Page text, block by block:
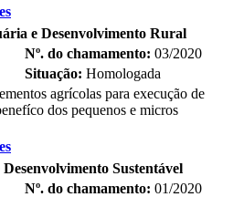
e Desenvolvimento Rural
Nº. do chamamento: 03/2020
Situação: Homologada
agrícolas para execução de
dos pequenos e micros
Sustentável
Nº. do chamamento: 01/2020